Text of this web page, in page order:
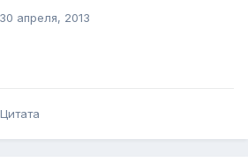
30 апреля, 2013
Цитата